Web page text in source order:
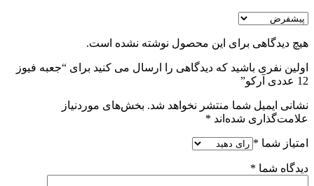
هیچ دیدگاهی برای این محصول نوشته نشده است.
اولین نفری باشید که دیدگاهی را ارسال می کنید برای “جعبه فیوز
12 عددی آرکو”
نشانی ایمیل شما منتشر نخواهد شد. بخش‌های موردنیاز
علامت‌گذاری شده‌اند *
امتیاز شما *
دیدگاه شما *